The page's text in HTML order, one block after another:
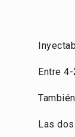
Entre
Las